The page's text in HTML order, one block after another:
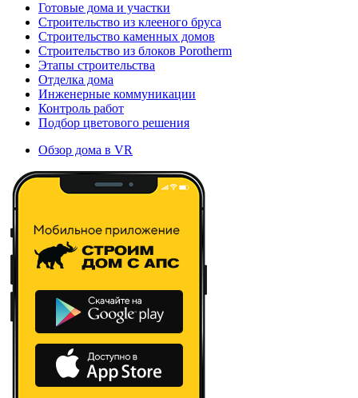
Готовые дома и участки
Строительство из клееного бруса
Строительство каменных домов
Строительство из блоков Porotherm
Этапы строительства
Отделка дома
Инженерные коммуникации
Контроль работ
Подбор цветового решения
Обзор дома в VR